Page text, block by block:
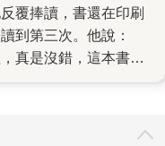
覆捧讀，書還在印刷
到第三次。他說：
真是沒錯，這本書能
的魔力，內容則有著